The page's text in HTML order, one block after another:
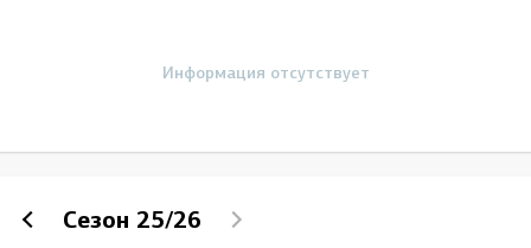
Информация отсутствует
Сезон 25/26